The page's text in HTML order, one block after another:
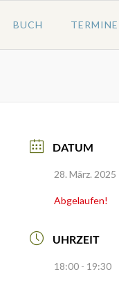
BUCH TERMINE
DATUM
28. März. 2025
Abgelaufen!
UHRZEIT
18:00 - 19:30